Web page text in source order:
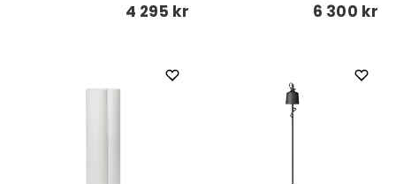
4 295 kr 6 300 kr